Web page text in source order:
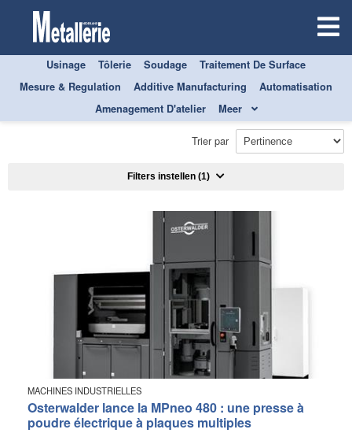
Usinage Tôlerie Soudage
Traitement De Surface
Mesure & Regulation
Additive Manufacturing
Automatisation
Amenagement D'atelier
Meer
TOUS
AUTOMATISATION
COMMANDE DE LA MACHINE
Trier par
Filters instellen (1)
MACHINES INDUSTRIELLES
Osterwalder lance la MPneo 480 : une presse à
poudre électrique à plaques multiples